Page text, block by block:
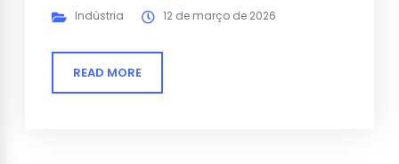
Indústria
12 de março de 2026
READ MORE